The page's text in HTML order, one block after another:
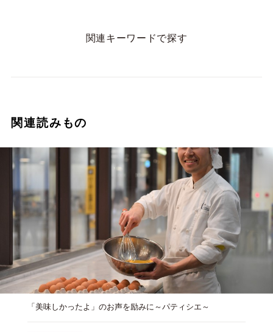
関連キーワードで探す
関連読みもの
「美味しかったよ」のお声を励みに～パティシエ～